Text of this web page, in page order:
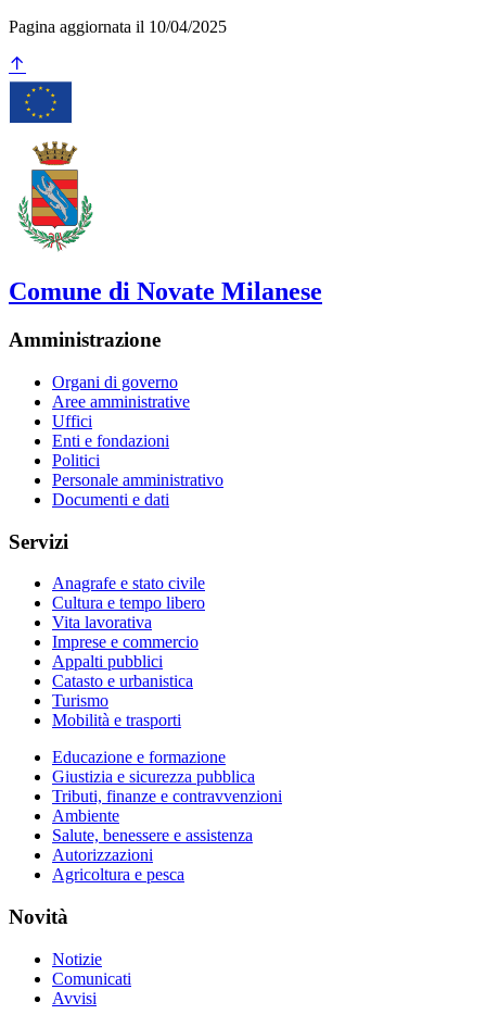
Pagina aggiornata il 10/04/2025
Comune di Novate Milanese
Amministrazione
Organi di governo
Aree amministrative
Uffici
Enti e fondazioni
Politici
Personale amministrativo
Documenti e dati
Servizi
Anagrafe e stato civile
Cultura e tempo libero
Vita lavorativa
Imprese e commercio
Appalti pubblici
Catasto e urbanistica
Turismo
Mobilità e trasporti
Educazione e formazione
Giustizia e sicurezza pubblica
Tributi, finanze e contravvenzioni
Ambiente
Salute, benessere e assistenza
Autorizzazioni
Agricoltura e pesca
Novità
Notizie
Comunicati
Avvisi